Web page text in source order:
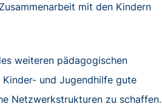
mit den Kindern
weiteren pädagogischen
und Jugendhilfe gute
Netzwerkstrukturen zu schaffen.